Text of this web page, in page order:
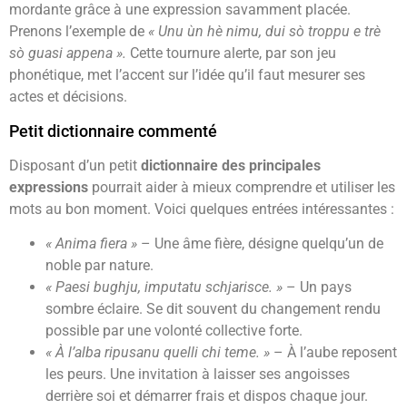
mordante grâce à une expression savamment placée.
Prenons l’exemple de « Unu ùn hè nimu, dui sò troppu e trè
sò guasi appena ». Cette tournure alerte, par son jeu
phonétique, met l’accent sur l’idée qu’il faut mesurer ses
actes et décisions.
Petit dictionnaire commenté
Disposant d’un petit dictionnaire des principales
expressions pourrait aider à mieux comprendre et utiliser les
mots au bon moment. Voici quelques entrées intéressantes :
« Anima fiera » – Une âme fière, désigne quelqu’un de
noble par nature.
« Paesi bughju, imputatu schjarisce. » – Un pays
sombre éclaire. Se dit souvent du changement rendu
possible par une volonté collective forte.
« À l’alba ripusanu quelli chi teme. » – À l’aube reposent
les peurs. Une invitation à laisser ses angoisses
derrière soi et démarrer frais et dispos chaque jour.